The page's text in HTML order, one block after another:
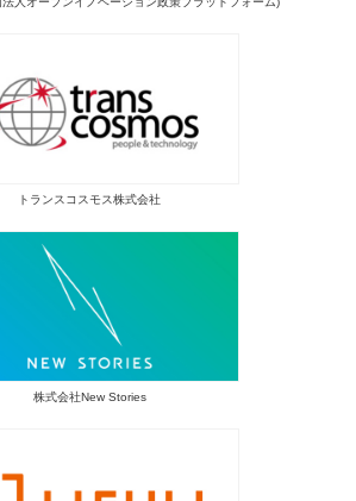
トランスコスモス株式会社
株式会社New Stories